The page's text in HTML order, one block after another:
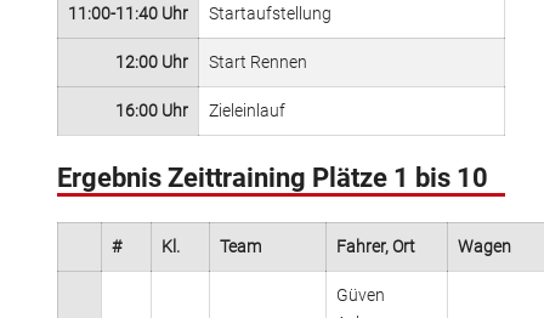
11:00-11:40 Uhr Startaufstellung
12:00 Uhr Start Rennen
16:00 Uhr Zieleinlauf
Ergebnis Zeittraining Plätze 1 bis 10
# Kl. Team Fahrer, Ort Wagen
Güven